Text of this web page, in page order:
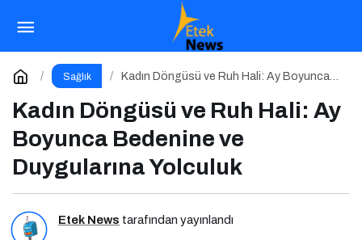
Sağlık
Kadın Döngüsü ve Ruh Hali: Ay Boyunca
Kadın Döngüsü ve Ruh Hali: Ay
Boyunca Bedenine ve
Duygularına Yolculuk
Etek News tarafından yayınlandı
Yeme Bozukluğunu Fark Etmek: Tetikleyici
Anlarla Yüzleşmek
Yorum Yap